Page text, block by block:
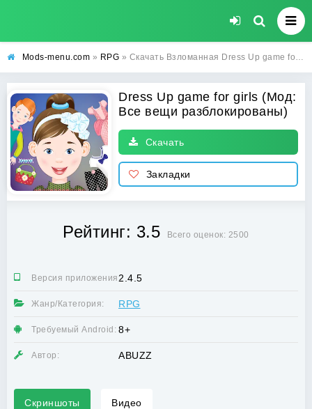
Mods-menu.com » RPG » Скачать Взломанная Dress Up game for girls (Все вещи разблокированы) на Андроид бесплатно
Dress Up game for girls (Мод:
Все вещи разблокированы)
Скачать
Закладки
Рейтинг: 3.5 Всего оценок: 2500
Версия приложения:2.4.5
Жанр/Категория: RPG
Требуемый Android: 8+
Автор: ABUZZ
Скриншоты Видео